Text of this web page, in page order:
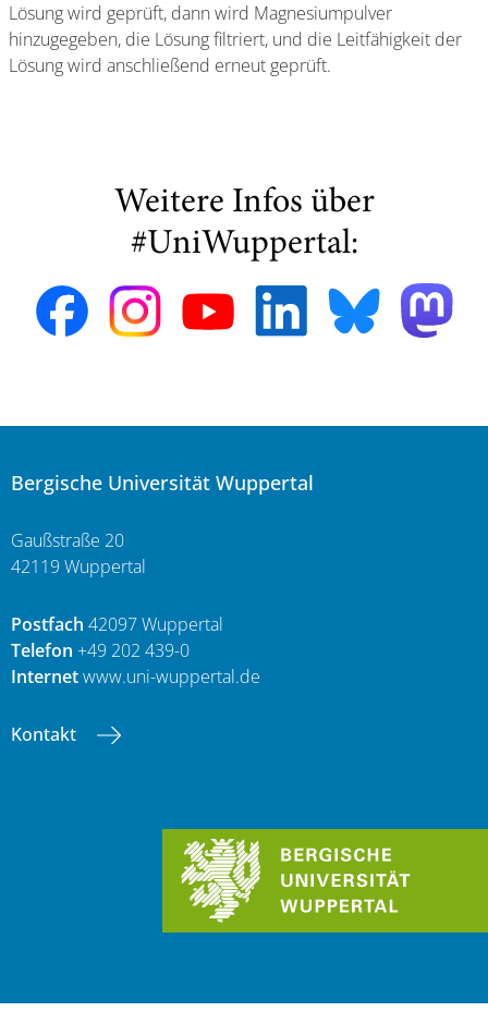
Lösung wird geprüft, dann wird Magnesiumpulver
hinzugegeben, die Lösung filtriert, und die Leitfähigkeit der
Lösung wird anschließend erneut geprüft.
Weitere Infos über
#UniWuppertal:
Bergische Universität Wuppertal
Gaußstraße 20
42119 Wuppertal
Postfach 42097 Wuppertal
Telefon +49 202 439-0
Internetwww.uni-wuppertal.de
Kontakt